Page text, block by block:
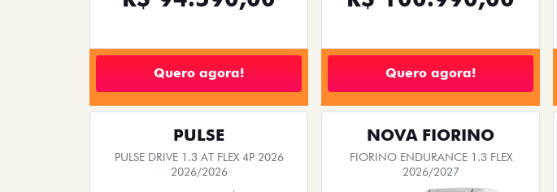
Quero agora! Quero agora!
PULSE
PULSE DRIVE 1.3 AT FLEX 4P 2026
2026/2026
NOVA FIORINO
FIORINO ENDURANCE 1.3 FLEX
2026/2027